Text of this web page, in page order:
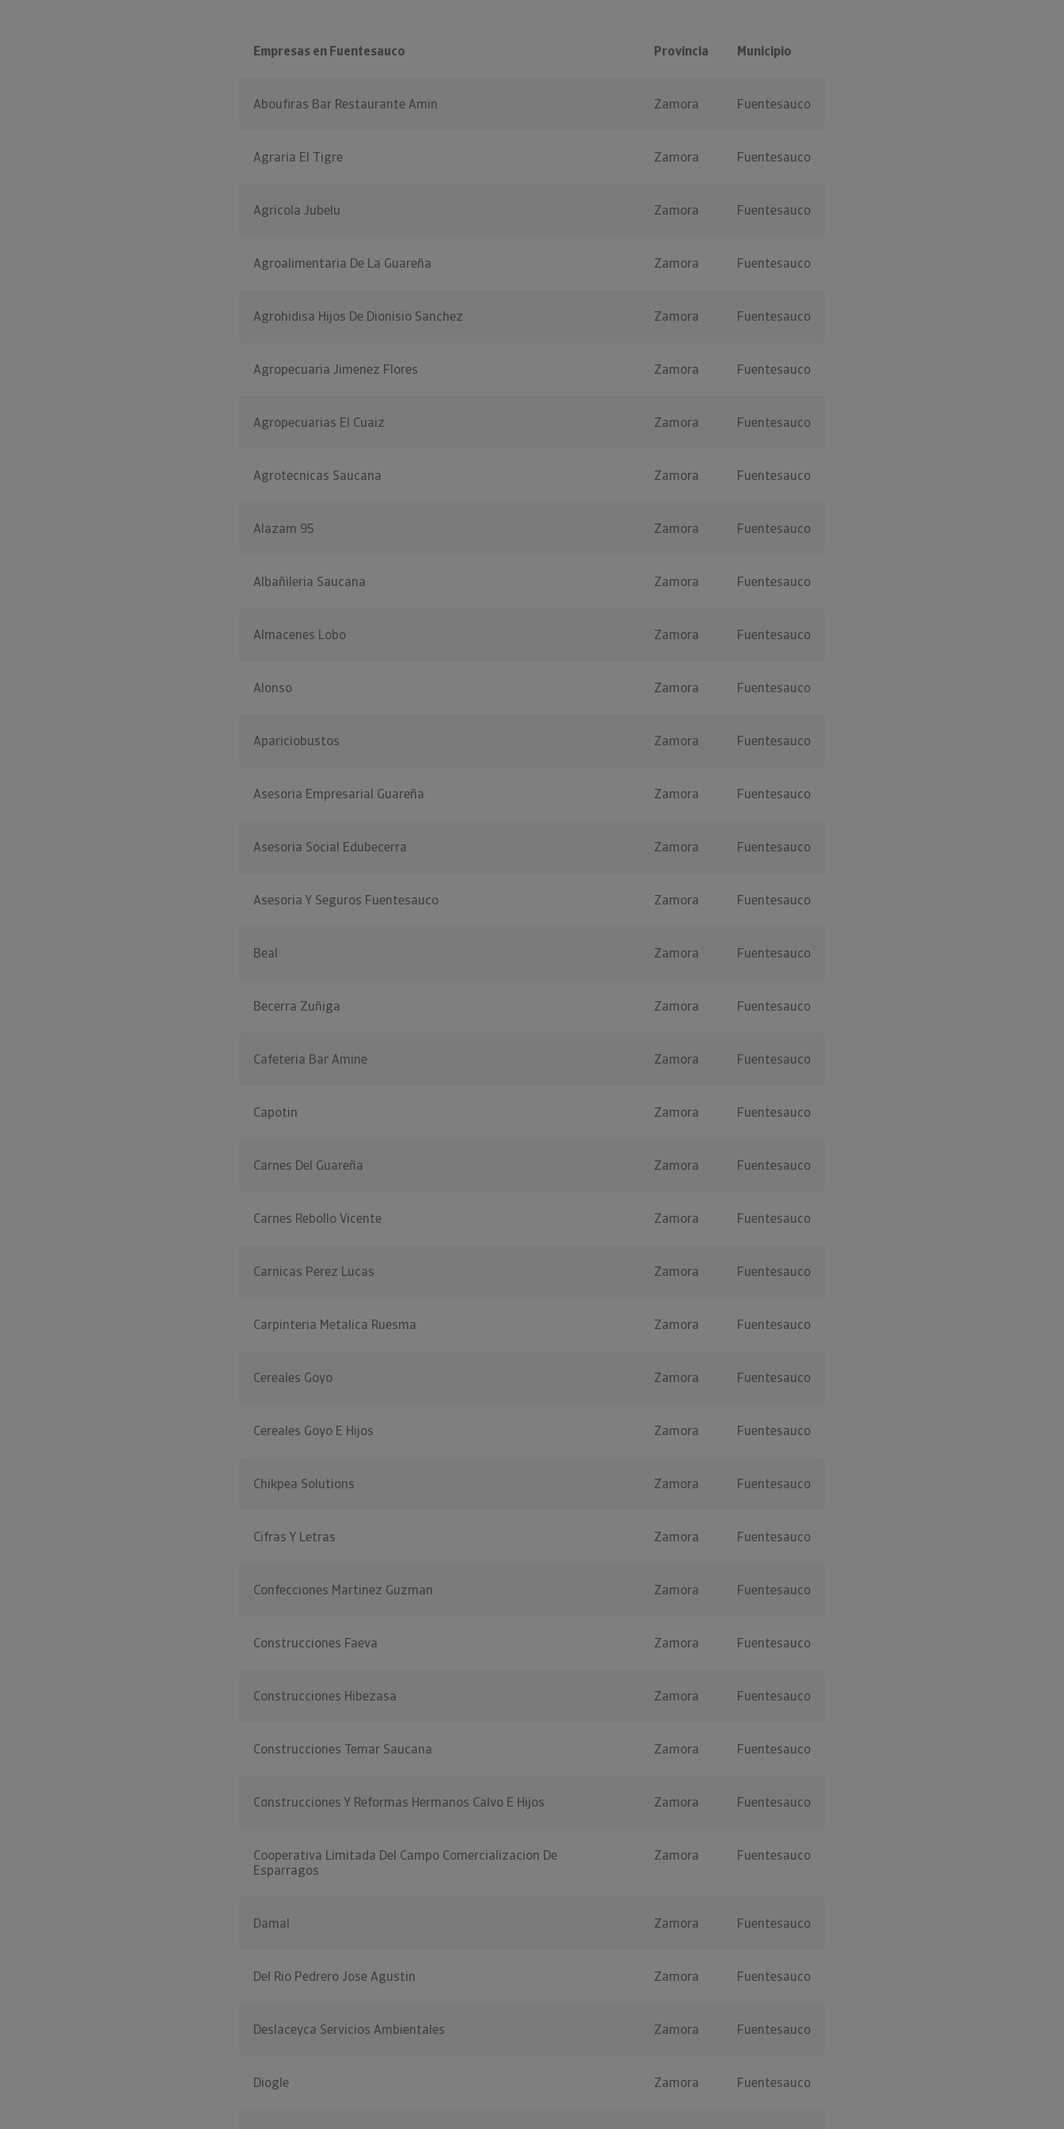
Empresas en Fuentesauco Provincia Municipio
Aboufiras Bar Restaurante Amin Zamora Fuentesauco
Agraria El Tigre Zamora Fuentesauco
Agricola Jubelu Zamora Fuentesauco
Agroalimentaria De La Guareña Zamora Fuentesauco
Agrohidisa Hijos De Dionisio Sanchez Zamora Fuentesauco
Agropecuaria Jimenez Flores Zamora Fuentesauco
Agropecuarias El Cuaiz Zamora Fuentesauco
Agrotecnicas Saucana Zamora Fuentesauco
Alazam 95 Zamora Fuentesauco
Albañileria Saucana Zamora Fuentesauco
Almacenes Lobo Zamora Fuentesauco
Alonso Zamora Fuentesauco
Apariciobustos Zamora Fuentesauco
Asesoria Empresarial Guareña Zamora Fuentesauco
Asesoria Social Edubecerra Zamora Fuentesauco
Asesoria Y Seguros Fuentesauco Zamora Fuentesauco
Beal Zamora Fuentesauco
Becerra Zuñiga Zamora Fuentesauco
Cafeteria Bar Amine Zamora Fuentesauco
Capotin Zamora Fuentesauco
Carnes Del Guareña Zamora Fuentesauco
Carnes Rebollo Vicente Zamora Fuentesauco
Carnicas Perez Lucas Zamora Fuentesauco
Carpinteria Metalica Ruesma Zamora Fuentesauco
Cereales Goyo Zamora Fuentesauco
Cereales Goyo E Hijos Zamora Fuentesauco
Chikpea Solutions Zamora Fuentesauco
Cifras Y Letras Zamora Fuentesauco
Confecciones Martinez Guzman Zamora Fuentesauco
Construcciones Faeva Zamora Fuentesauco
Construcciones Hibezasa Zamora Fuentesauco
Construcciones Temar Saucana Zamora Fuentesauco
Construcciones Y Reformas Hermanos Calvo E Hijos Zamora Fuentesauco
Cooperativa Limitada Del Campo Comercializacion De
Esparragos
Zamora Fuentesauco
Damal Zamora Fuentesauco
Del Rio Pedrero Jose Agustin Zamora Fuentesauco
Deslaceyca Servicios Ambientales Zamora Fuentesauco
Diogle Zamora Fuentesauco